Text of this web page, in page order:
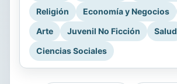
Religión
Economía y Negocios
Arte
Juvenil No Ficción
Salud
Ciencias Sociales